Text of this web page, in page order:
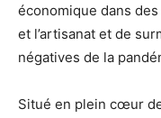
économique dans
et l’artisanat et de
négatives de la
Situé en plein cœur